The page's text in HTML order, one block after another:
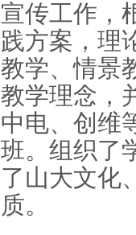
宣传工作，
践方案，理
教学、情景
教学理念，
中电、创维
班。组织了
了山大文化
质。